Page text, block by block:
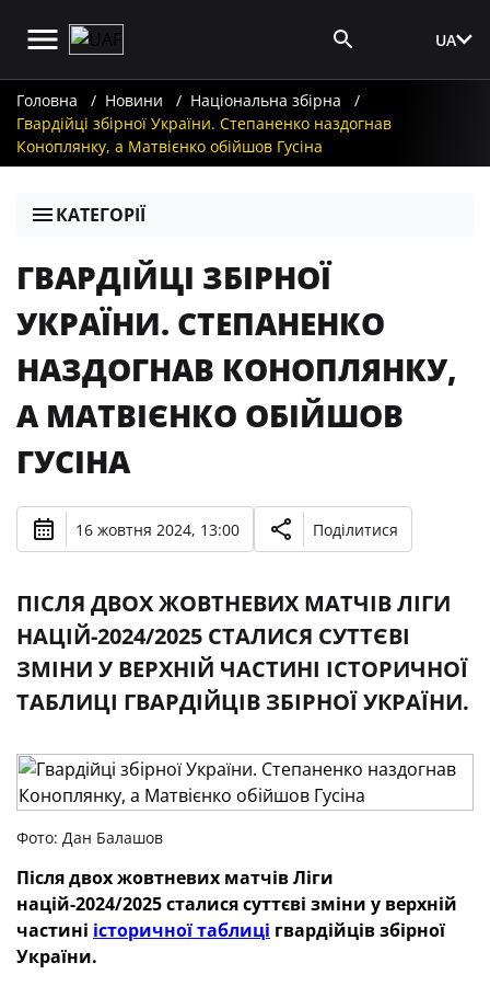
UA
Головна Новини
Національна збірна
Гвардійці збірної України. Степаненко наздогнав
Коноплянку, а Матвієнко обійшов Гусіна
КАТЕГОРІЇ
ГВАРДІЙЦІ ЗБІРНОЇ
УКРАЇНИ. СТЕПАНЕНКО
НАЗДОГНАВ КОНОПЛЯНКУ,
А МАТВІЄНКО ОБІЙШОВ
ГУСІНА
16 жовтня 2024, 13:00 Поділитися
ПІСЛЯ ДВОХ ЖОВТНЕВИХ МАТЧІВ ЛІГИ
НАЦІЙ-2024/2025 СТАЛИСЯ СУТТЄВІ
ЗМІНИ У ВЕРХНІЙ ЧАСТИНІ ІСТОРИЧНОЇ
ТАБЛИЦІ ГВАРДІЙЦІВ ЗБІРНОЇ УКРАЇНИ.
Фото: Дан Балашов
Після двох жовтневих матчів Ліги
націй-2024/2025 сталися суттєві зміни у верхній
частині історичної таблиці гвардійців збірної
України.